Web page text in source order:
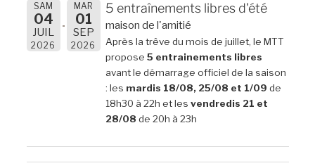
SAM
04
JUIL
2026
MAR
01
SEP
2026
5 entraînements libres d'été
maison de l'amitié
Après la trêve du mois de juillet, le MTT
propose 5 entrainements libres
avant le démarrage officiel de la saison
: les mardis 18/08, 25/08 et 1/09 de
18h30 à 22h et les vendredis 21 et
28/08 de 20h à 23h